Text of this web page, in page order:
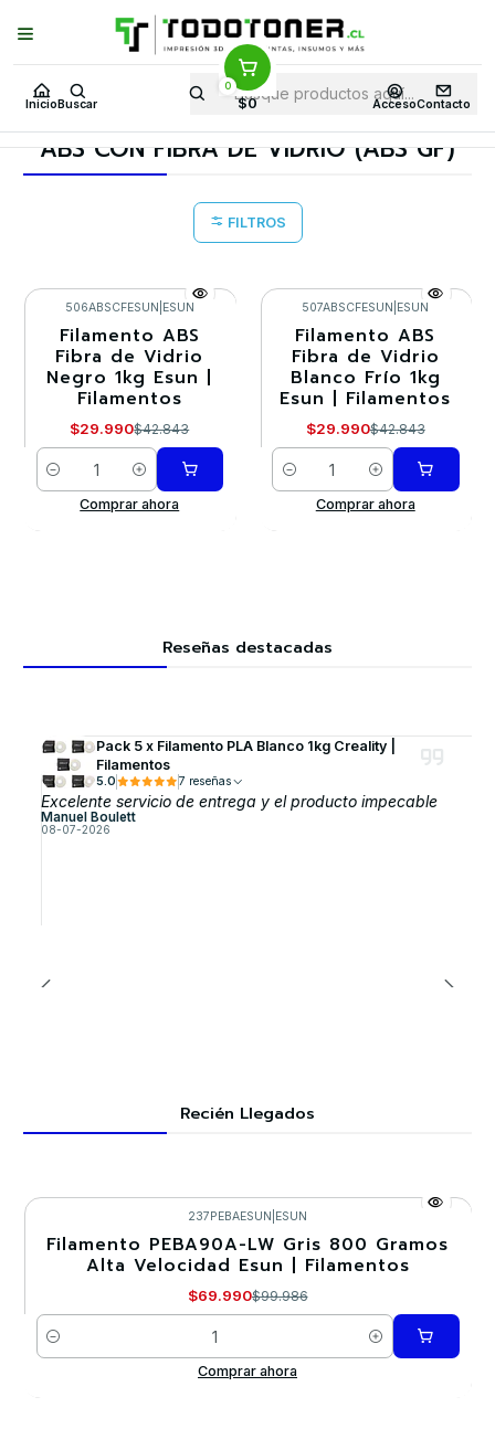
Inicio Buscar
0
$0 AccesoContacto
Puedes Elegir: Comprar enTienda· Despachoa Todo Chile · Retiro en
Tienda en24 Horas
Inicio Todo 3D FILAMENTOS TODO ABS
ABS CON FIBRA DE VIDRIO (ABS GF)
ABS CON FIBRA DE VIDRIO (ABS GF)
FILTROS
-30%
506ABSCFESUN ESUN
Filamento ABS
Fibra de Vidrio
Negro 1kg Esun |
Filamentos
$29.990$42.843
Cantidad
Comprar ahora
-30%
507ABSCFESUN ESUN
Filamento ABS
Fibra de Vidrio
Blanco Frío 1kg
Esun | Filamentos
$29.990$42.843
Cantidad
Comprar ahora
Reseñas destacadas
Pack 5 x Filamento PLA Blanco 1kg Creality |
Filamentos
5.0 7 reseñas
Excelente servicio de entrega y el producto impecable
Manuel Boulett
08-07-2026
Recién Llegados
-30%
237PEBAESUN ESUN
Filamento PEBA90A-LW Gris 800 Gramos
Alta Velocidad Esun | Filamentos
$69.990$99.986
Cantidad
Comprar ahora